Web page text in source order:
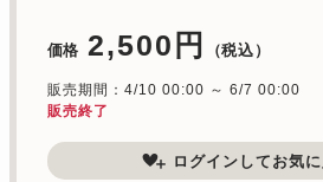
価格 2,500円 （税込）
販売期間：4/10 00:00 ～ 6/7 00:00
販売終了
ログインしてお気